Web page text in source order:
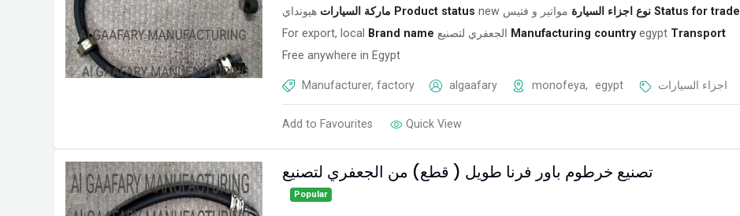
ماركة السيارات هيونداي Product status new نوع اجزاء السيارة مواتير و فتيس
Status for trade
For export, local
Brand name الجعفري لتصنيع Manufacturing country egypt Transport
Free anywhere in Egypt
Manufacturer, factory algaafary monofeya, egypt اجزاء السيارات
Add to Favourites Quick View
تصنيع خرطوم باور فرنا طويل ( قطع) من الجعفري لتصنيع
Popular